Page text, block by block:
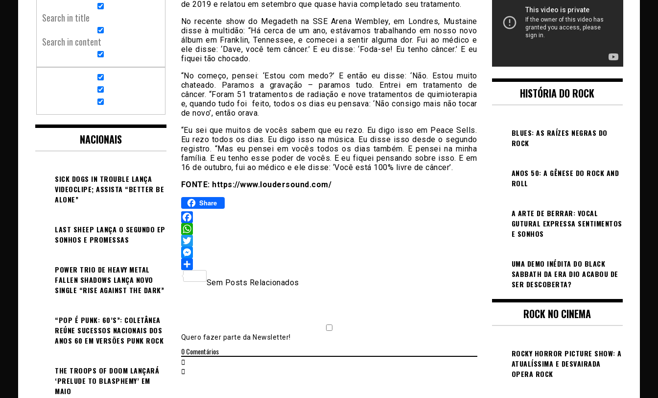
de 2019 e relatou em setembro que quase havia completado seu tratamento.
No recente show do Megadeth na SSE Arena Wembley, em Londres, Mustaine
disse à multidão: “Há cerca de um ano, estávamos trabalhando em nosso novo
álbum em Franklin, Tennessee, e comecei a sentir alguma dor. Fui ao médico e
ele disse: ‘Dave, você tem câncer.’ E eu disse: ‘Foda-se! Eu tenho câncer.’ E eu
fiquei tão chocado.
“No começo, pensei: ‘Estou com medo?’ E então eu disse: ‘Não. Estou muito
chateado. Paramos a gravação – paramos tudo. Entrei em tratamento de
câncer. “Foram 51 tratamentos de radiação e nove tratamentos de quimioterapia
e, quando tudo foi feito, todos os dias eu pensava: ‘Não consigo mais não tocar
de novo’, então orava.
“Eu sei que muitos de vocês sabem que eu rezo. Eu digo isso em Peace Sells.
Eu rezo todos os dias. Eu digo isso na música. Eu disse isso desde o segundo
registro. “Mas eu pensei em vocês todos os dias também. E pensei na minha
família. E eu tenho esse poder de vocês. E eu fiquei pensando sobre isso. E em
16 de outubro, fui ao médico e ele disse: ‘Você está 100% livre de câncer’.
FONTE: https://www.loudersound.com/
Share
Facebook
WhatsApp
Twitter
Messenger
Sem Posts Relacionados
Quero fazer parte da Newsletter!
0Comentários
Search in title
Search in content
NACIONAIS
SICK DOGS IN TROUBLE LANÇA
VIDEOCLIPE; ASSISTA “BETTER BE
ALONE”
LAST SHEEP LANÇA O SEGUNDO EP
SONHOS E PROMESSAS
POWER TRIO DE HEAVY METAL
FALLEN SHADOWS LANÇA NOVO
SINGLE “RISE AGAINST THE DARK”
“POP É PUNK: 60’S”: COLETÂNEA
REÚNE SUCESSOS NACIONAIS DOS
ANOS 60 EM VERSÕES PUNK ROCK
THE TROOPS OF DOOM LANÇARÁ
‘PRELUDE TO BLASPHEMY’ EM
MAIO
HISTÓRIA DO ROCK
BLUES: AS RAÍZES NEGRAS DO
ROCK
ANOS 50: A GÊNESE DO ROCK AND
ROLL
A ARTE DE BERRAR: VOCAL
GUTURAL EXPRESSA SENTIMENTOS
E SONHOS
UMA DEMO INÉDITA DO BLACK
SABBATH DA ERA DIO ACABOU DE
SER DESCOBERTA?
ROCK NO CINEMA
ROCKY HORROR PICTURE SHOW: A
ATUALÍSSIMA E DESVAIRADA
OPERA ROCK